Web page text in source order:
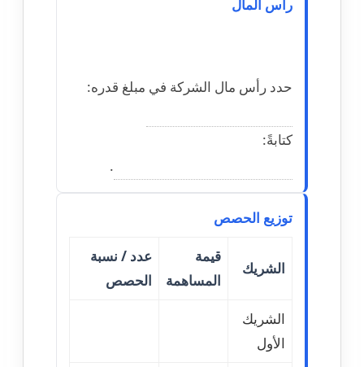
رأس المال
حدد رأس مال الشركة في مبلغ قدره:
كتابةً:
.
توزيع الحصص
الشريك
قيمة
المساهمة
عدد / نسبة
الحصص
الشريك
الأول